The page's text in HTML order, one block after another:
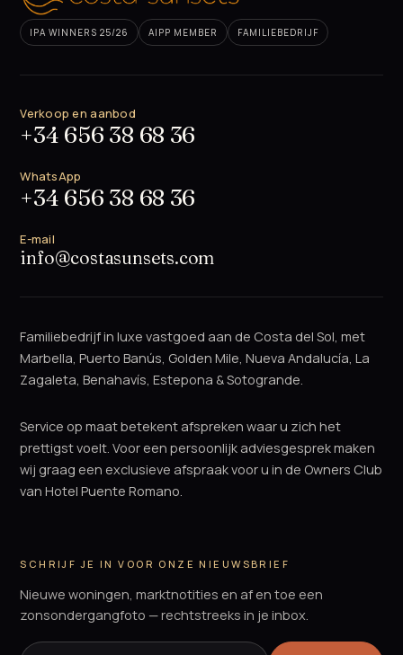
IPA WINNERS 25/26 AIPP MEMBER FAMILIEBEDRIJF
Verkoop en aanbod
+34 656 38 68 36
WhatsApp
+34 656 38 68 36
E-mail
info@costasunsets.com
Familiebedrijf in luxe vastgoed aan de Costa del Sol, met
Marbella, Puerto Banús, Golden Mile, Nueva Andalucía, La
Zagaleta, Benahavís, Estepona & Sotogrande.
Service op maat betekent afspreken waar u zich het
prettigst voelt. Voor een persoonlijk adviesgesprek maken
wij graag een exclusieve afspraak voor u in de Owners Club
van Hotel Puente Romano.
SCHRIJF JE IN VOOR ONZE NIEUWSBRIEF
Nieuwe woningen, marktnotities en af en toe een
zonsondergangfoto — rechtstreeks in je inbox.